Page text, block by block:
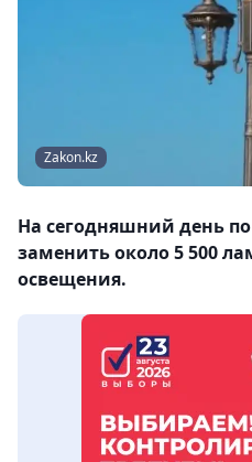
Zakon.kz
На сегодняшний день
заменить около 5 500
освещения.